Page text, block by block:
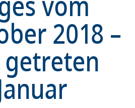
2018 –